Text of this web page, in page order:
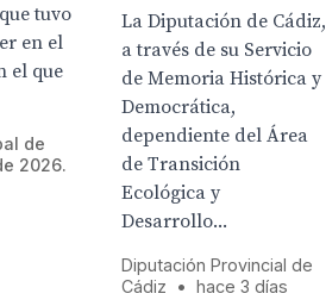
tuvo
en el
el que
de
2026.
La Diputación de Cádiz,
a través de su Servicio
de Memoria Histórica y
Democrática,
dependiente del Área
de Transición
Ecológica y
Desarrollo...
Diputación Provincial de
Cádiz
• hace 3 días